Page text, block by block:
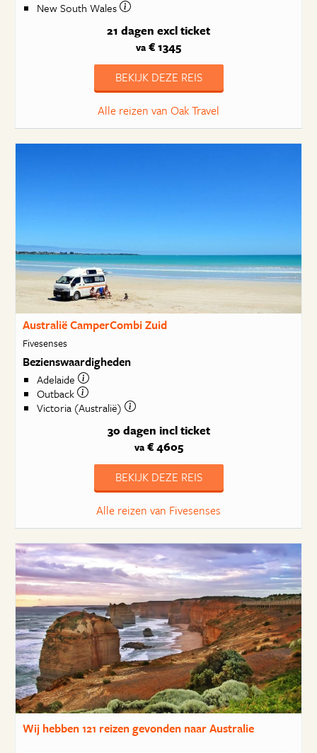
New South Wales
21 dagen excl ticket
va € 1345
BEKIJK DEZE REIS
Alle reizen van Oak Travel
Australië CamperCombi Zuid
Fivesenses
Bezienswaardigheden
Adelaide
Outback
Victoria (Australië)
30 dagen incl ticket
va€ 4605
BEKIJK DEZE REIS
Alle reizen van Fivesenses
Wij hebben121 reizengevonden naar Australie